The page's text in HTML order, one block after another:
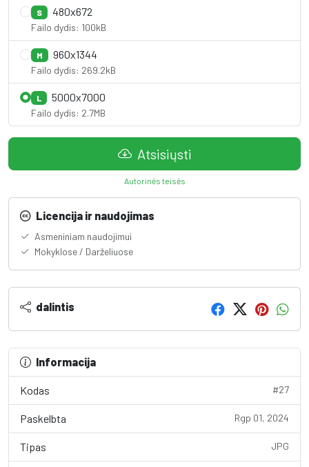
S 480x672
Failo dydis: 100kB
M 960x1344
Failo dydis: 269.2kB
L 5000x7000
Failo dydis: 2.7MB
Atsisiųsti
Autorinės teisės
Licencija ir naudojimas
Asmeniniam naudojimui
Mokyklose / Darželiuose
dalintis
Informacija
Kodas #27
Paskelbta Rgp 01, 2024
Tipas JPG